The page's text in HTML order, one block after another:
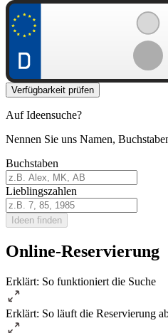
Verfügbarkeit prüfen
Auf Ideensuche?
Nennen Sie uns Namen,
Buchstaben
Lieblingszahlen
Ideen finden
Online-Reservierung
Erklärt: So funktioniert die Suche
Erklärt: So läuft die Reservierung